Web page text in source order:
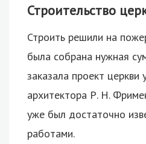
Строительство
Строить решили на
была собрана нужная
заказала проект церкви
архитектора Р. Н.
уже был достаточно
работами.